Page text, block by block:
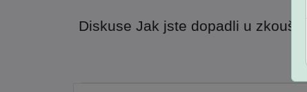
Diskuse Jak jste dopadli u